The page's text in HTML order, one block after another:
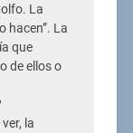
La
hacen”. La
que
de ellos o
la